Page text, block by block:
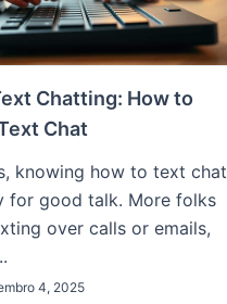
Chatting: How to
Chat
knowing how to text chat
for good talk. More folks
over calls or emails,
4, 2025